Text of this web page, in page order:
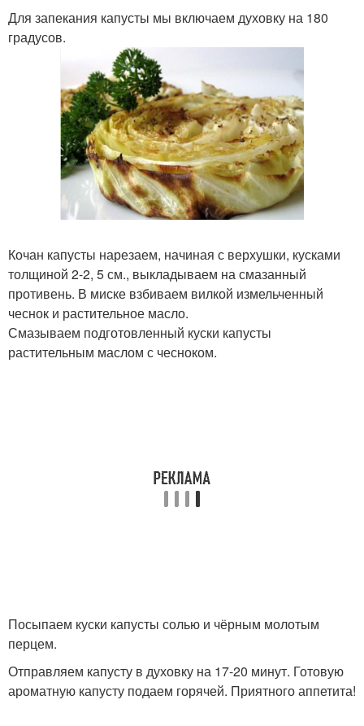
Для запекания капусты мы включаем духовку на 180
градусов.
Кочан капусты нарезаем, начиная с верхушки, кусками
толщиной 2-2, 5 см., выкладываем на смазанный
противень. В миске взбиваем вилкой измельченный
чеснок и растительное масло.
Смазываем подготовленный куски капусты
растительным маслом с чесноком.
Посыпаем куски капусты солью и чёрным молотым
перцем.
Отправляем капусту в духовку на 17-20 минут. Готовую
ароматную капусту подаем горячей. Приятного аппетита!